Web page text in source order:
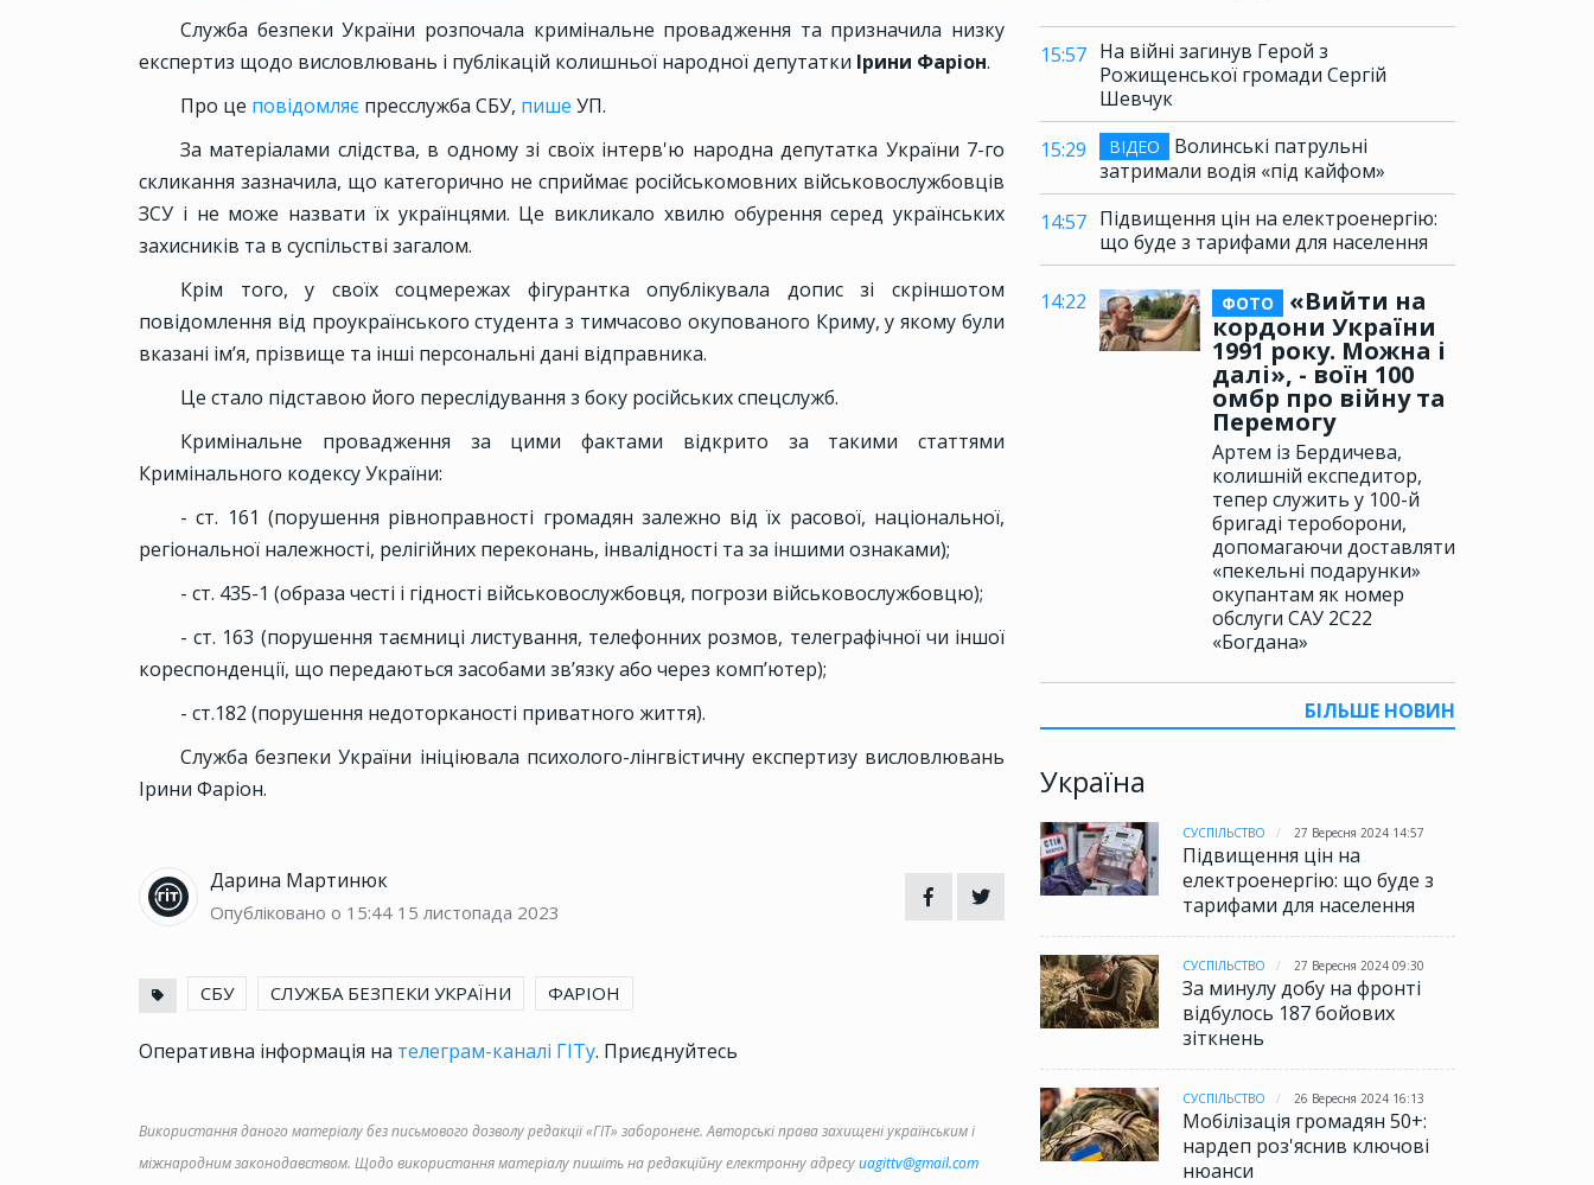
15:57 На війні загинув Герой з
Рожищенської громади Сергій
Шевчук
15:29
ВІДЕО
Волинські патрульні
затримали водія «під кайфом»
14:57 Підвищення цін на електроенергію:
що буде з тарифами для населення
14:22 ФОТО
«Вийти на
кордони України
1991 року. Можна і
далі», - воїн 100
омбр про війну та
Перемогу
Артем із Бердичева,
колишній експедитор,
тепер служить у 100-й
бригаді тероборони,
допомагаючи доставляти
«пекельні подарунки»
окупантам як номер
обслуги САУ 2С22
«Богдана»
БІЛЬШЕ НОВИН
Україна
СУСПІЛЬСТВО 27 Вересня 2024 14:57
Підвищення цін на
електроенергію: що буде з
тарифами для населення
СУСПІЛЬСТВО 27 Вересня 2024 09:30
За минулу добу на фронті
відбулось 187 бойових
зіткнень
СУСПІЛЬСТВО 26 Вересня 2024 16:13
Мобілізація громадян 50+:
нардеп роз'яснив ключові
нюанси
Служба безпеки України розпочала кримінальне провадження та призначила низку
експертиз щодо висловлювань і публікацій колишньої народної депутатки Ірини Фаріон.
Про це повідомляє пресслужба СБУ, пише УП.
За матеріалами слідства, в одному зі своїх інтерв'ю народна депутатка України 7-го
скликання зазначила, що категорично не сприймає російськомовних військовослужбовців
ЗСУ і не може назвати їх українцями. Це викликало хвилю обурення серед українських
захисників та в суспільстві загалом.
Крім того, у своїх соцмережах фігурантка опублікувала допис зі скріншотом
повідомлення від проукраїнського студента з тимчасово окупованого Криму, у якому були
вказані ім’я, прізвище та інші персональні дані відправника.
Це стало підставою його переслідування з боку російських спецслужб.
Кримінальне провадження за цими фактами відкрито за такими статтями
Кримінального кодексу України:
- ст. 161 (порушення рівноправності громадян залежно від їх расової, національної,
регіональної належності, релігійних переконань, інвалідності та за іншими ознаками);
- ст. 435-1 (образа честі і гідності військовослужбовця, погрози військовослужбовцю);
- ст. 163 (порушення таємниці листування, телефонних розмов, телеграфічної чи іншої
кореспонденції, що передаються засобами зв’язку або через комп’ютер);
- ст.182 (порушення недоторканості приватного життя).
Служба безпеки України ініціювала психолого-лінгвістичну експертизу висловлювань
Ірини Фаріон.
Дарина Мартинюк
Опубліковано о 15:44 15 листопада 2023
СБУ СЛУЖБА БЕЗПЕКИ УКРАЇНИ ФАРІОН
Оперативна інформація на телеграм-каналі ГІТу. Приєднуйтесь
Використання даного матеріалу без письмового дозволу редакції «ГІТ» заборонене. Авторські права захищені українським і
міжнародним законодавством. Щодо використання матеріалу пишіть на редакційну електронну адресуuagittv@gmail.com